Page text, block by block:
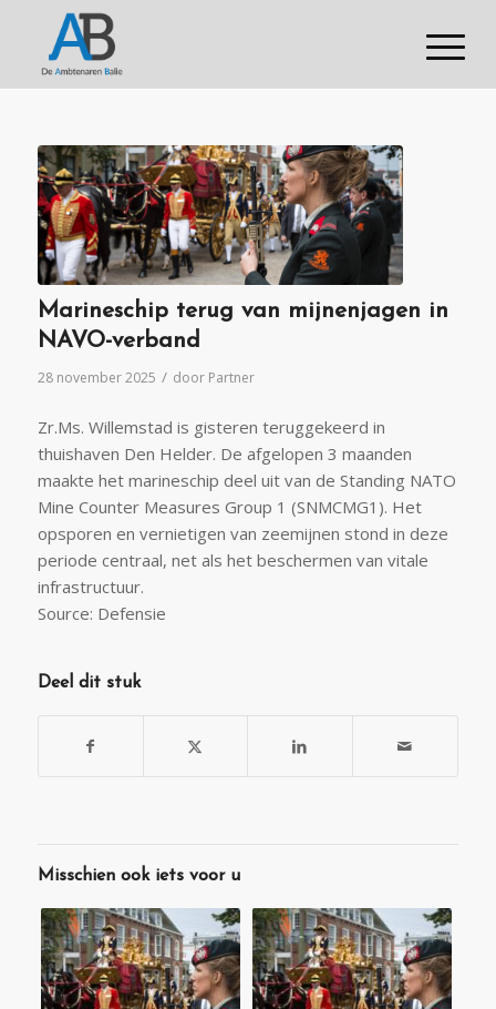
Marineschip terug van mijnenjagen in
NAVO-verband
28 november 2025 / door Partner
Zr.Ms. Willemstad is gisteren teruggekeerd in
thuishaven Den Helder. De afgelopen 3 maanden
maakte het marineschip deel uit van de Standing NATO
Mine Counter Measures Group 1 (SNMCMG1). Het
opsporen en vernietigen van zeemijnen stond in deze
periode centraal, net als het beschermen van vitale
infrastructuur.
Source: Defensie
Deel dit stuk
Misschien ook iets voor u